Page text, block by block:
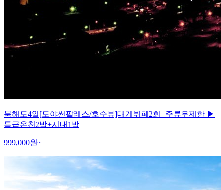
북해도4일[도야썬팔레스/호수뷰]대게뷔페2회+주류무제한 ▶
특급온천2박+시내1박
999,000원~